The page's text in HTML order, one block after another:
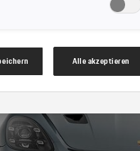
Link auf unsere Website
Alle akzeptieren